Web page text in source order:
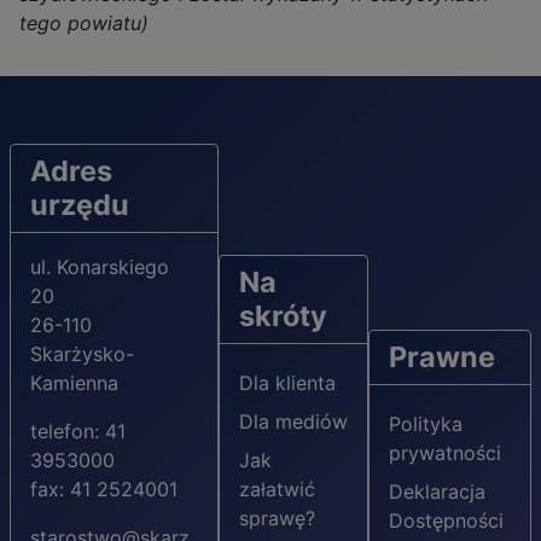
tego powiatu)
Adres
urzędu
ul. Konarskiego
20
26-110
Skarżysko-
Kamienna
telefon: 41
3953000
fax: 41 2524001
Na
skróty
Dla klienta
Dla mediów
Jak
załatwić
sprawę?
Prawne
Polityka
prywatności
Deklaracja
Dostępności